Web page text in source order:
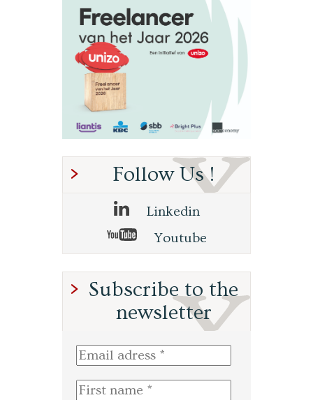
Follow Us !
Linkedin
Youtube
Subscribe to the
newsletter